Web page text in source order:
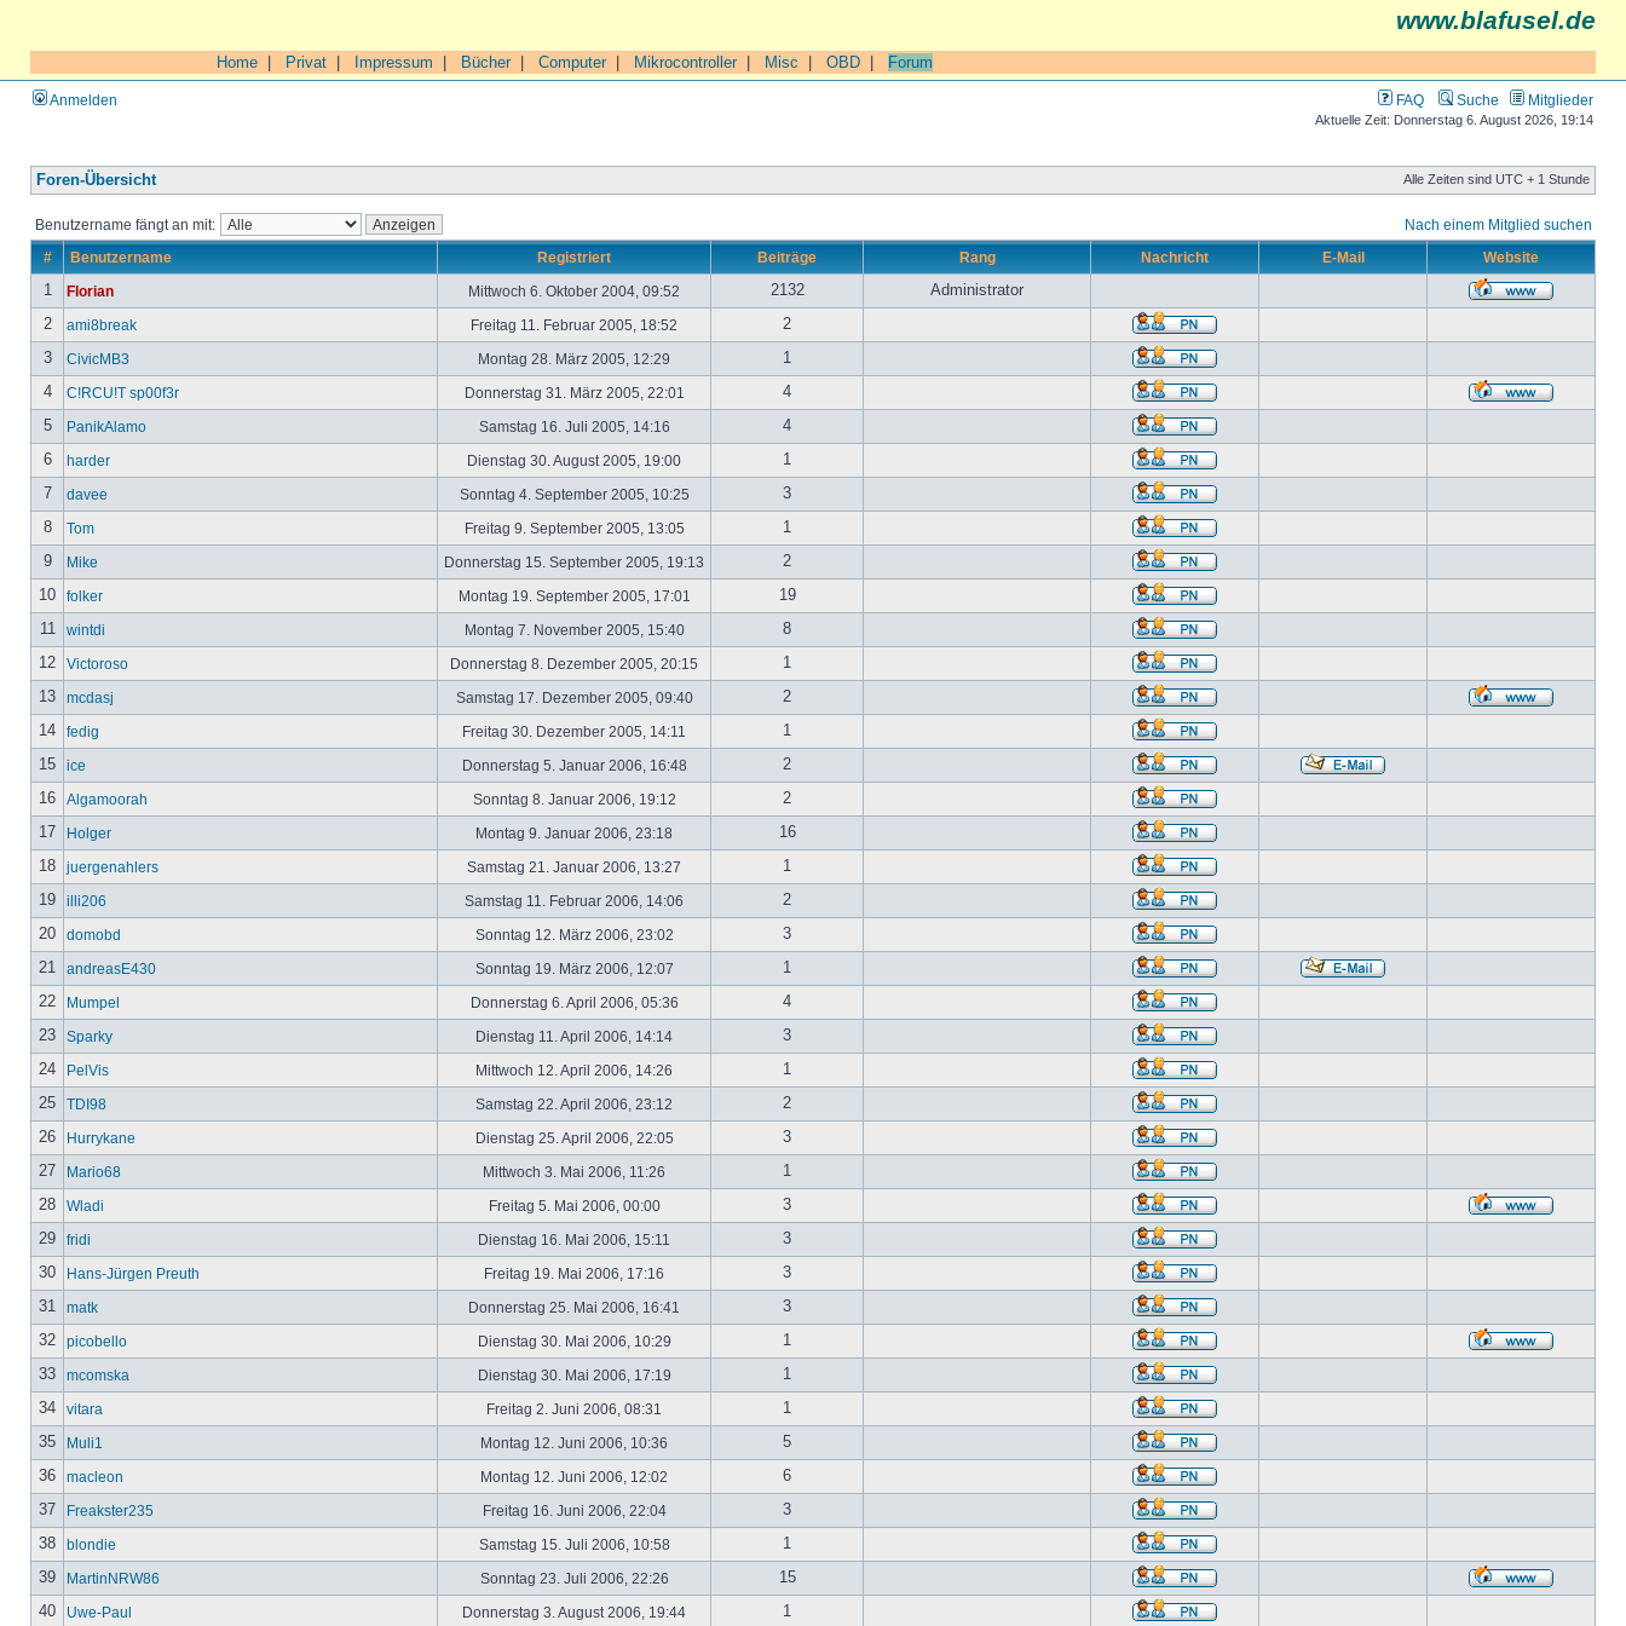
www.blafusel.de
Home Privat Impressum Bücher| Computer| Mikrocontroller| Misc OBD Forum
Anmelden FAQ Suche Mitglieder
Aktuelle Zeit: Donnerstag 6. August 2026, 19:14
Foren-Übersicht Alle Zeiten sind UTC + 1 Stunde
Benutzername fängt an mit: Nach einem Mitglied suchen
# Benutzername Registriert Beiträge Rang Nachricht E-Mail Website
1 Florian Mittwoch 6. Oktober 2004, 09:52 2132
Administrator
2
ami8break Freitag 11. Februar 2005, 18:52
2
3
CivicMB3 Montag 28. März 2005, 12:29
1
4
C!RCU!T sp00f3r Donnerstag 31. März 2005, 22:01
4
5
PanikAlamo Samstag 16. Juli 2005, 14:16
4
6
harder Dienstag 30. August 2005, 19:00
1
7
davee Sonntag 4. September 2005, 10:25
3
8
Tom Freitag 9. September 2005, 13:05
1
9
Mike Donnerstag 15. September 2005, 19:13
2
10
folker Montag 19. September 2005, 17:01
19
11
wintdi Montag 7. November 2005, 15:40
8
12
Victoroso Donnerstag 8. Dezember 2005, 20:15
1
13
mcdasj Samstag 17. Dezember 2005, 09:40
2
14
fedig Freitag 30. Dezember 2005, 14:11
1
15
ice Donnerstag 5. Januar 2006, 16:48
2
16
Algamoorah Sonntag 8. Januar 2006, 19:12
2
17
Holger Montag 9. Januar 2006, 23:18
16
18
juergenahlers Samstag 21. Januar 2006, 13:27
1
19
illi206 Samstag 11. Februar 2006, 14:06
2
20
domobd Sonntag 12. März 2006, 23:02
3
21
andreasE430 Sonntag 19. März 2006, 12:07
1
22
Mumpel Donnerstag 6. April 2006, 05:36
4
23
Sparky Dienstag 11. April 2006, 14:14
3
24
PelVis Mittwoch 12. April 2006, 14:26
1
25
TDI98 Samstag 22. April 2006, 23:12
2
26
Hurrykane Dienstag 25. April 2006, 22:05
3
27
Mario68 Mittwoch 3. Mai 2006, 11:26
1
28
Wladi Freitag 5. Mai 2006, 00:00
3
29
fridi Dienstag 16. Mai 2006, 15:11
3
30
Hans-Jürgen Preuth Freitag 19. Mai 2006, 17:16
3
31
matk Donnerstag 25. Mai 2006, 16:41
3
32
picobello Dienstag 30. Mai 2006, 10:29
1
33
mcomska Dienstag 30. Mai 2006, 17:19
1
34
vitara Freitag 2. Juni 2006, 08:31
1
35
Muli1 Montag 12. Juni 2006, 10:36
5
36
macleon Montag 12. Juni 2006, 12:02
6
37
Freakster235 Freitag 16. Juni 2006, 22:04
3
38
blondie Samstag 15. Juli 2006, 10:58
1
39
MartinNRW86 Sonntag 23. Juli 2006, 22:26
15
40
Uwe-Paul Donnerstag 3. August 2006, 19:44 1